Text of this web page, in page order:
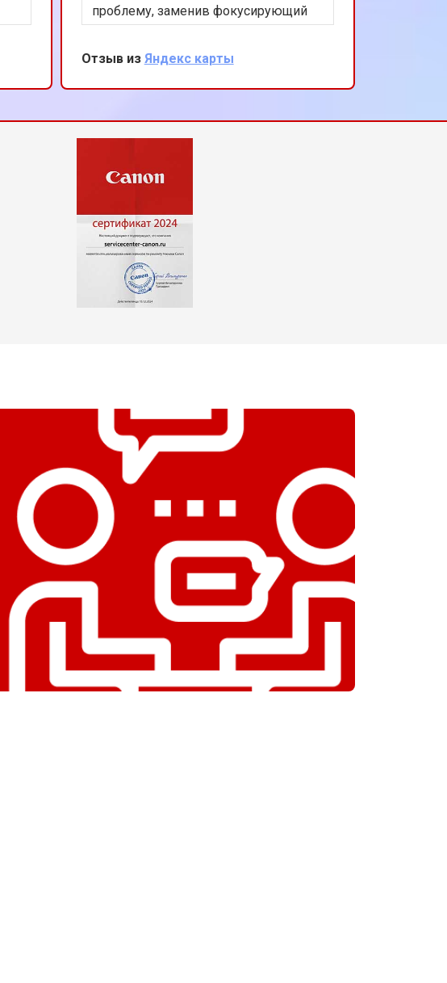
проблему, заменив фокусирующий
механизм. Стоимость и качество
ремонта меня полностью устроили,
хорошее обслуживание, рекомендую
этот сервис!
Отзыв из Яндекс карты